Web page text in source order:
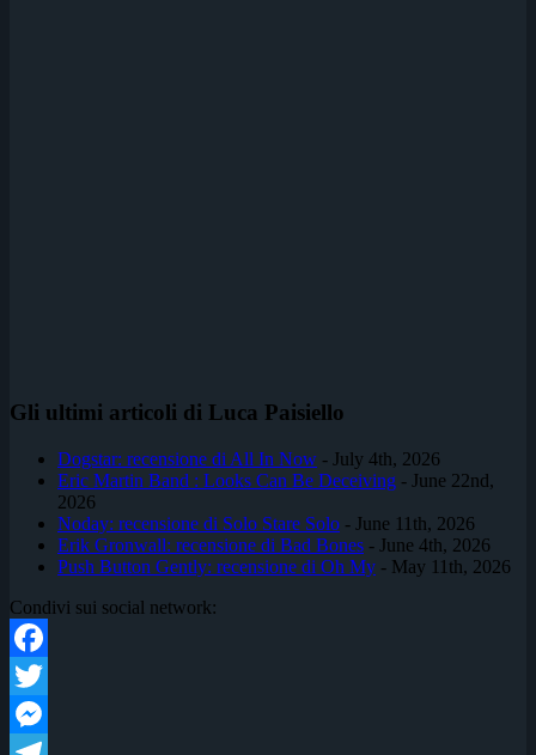
Gli ultimi articoli di Luca Paisiello
Dogstar: recensione di All In Now - July 4th, 2026
Eric Martin Band : Looks Can Be Deceiving - June 22nd,
2026
Noday: recensione di Solo Stare Solo - June 11th, 2026
Erik Gronwall: recensione di Bad Bones - June 4th, 2026
Push Button Gently: recensione di Oh My - May 11th, 2026
Condivi sui social network:
Facebook
Twitter